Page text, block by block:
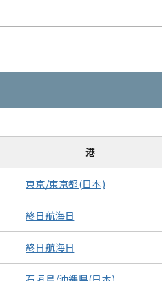
港
東京/東京都(日本)
終日航海日
終日航海日